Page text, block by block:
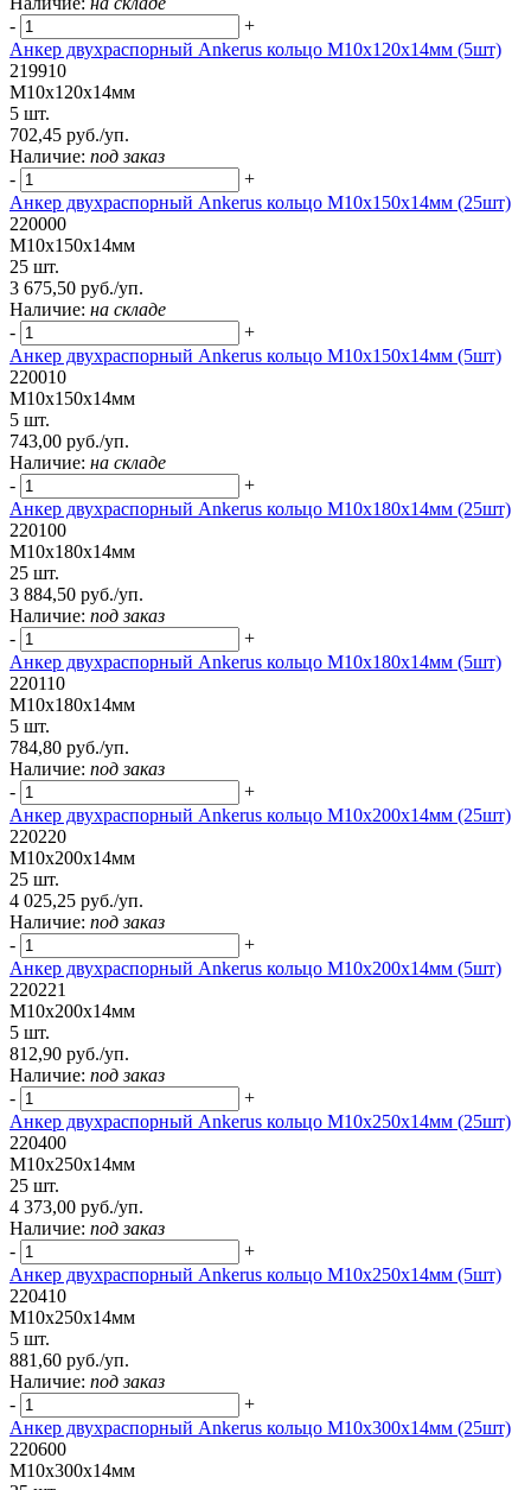
-
+
Анкер двухраспорный Ankerus кольцо М10х120х14мм (5шт)
219910
М10х120х14мм
5 шт.
702,45 руб./уп.
Наличие: под заказ
-
+
Анкер двухраспорный Ankerus кольцо М10х150х14мм (25шт)
220000
М10х150х14мм
25 шт.
3 675,50 руб./уп.
Наличие: на складе
-
+
Анкер двухраспорный Ankerus кольцо М10х150х14мм (5шт)
220010
М10х150х14мм
5 шт.
743,00 руб./уп.
Наличие: на складе
-
+
Анкер двухраспорный Ankerus кольцо М10х180х14мм (25шт)
220100
М10х180х14мм
25 шт.
3 884,50 руб./уп.
Наличие: под заказ
-
+
Анкер двухраспорный Ankerus кольцо М10х180х14мм (5шт)
220110
М10х180х14мм
5 шт.
784,80 руб./уп.
Наличие: под заказ
-
+
Анкер двухраспорный Ankerus кольцо М10х200х14мм (25шт)
220220
М10х200х14мм
25 шт.
4 025,25 руб./уп.
Наличие: под заказ
-
+
Анкер двухраспорный Ankerus кольцо М10х200х14мм (5шт)
220221
М10х200х14мм
5 шт.
812,90 руб./уп.
Наличие: под заказ
-
+
Анкер двухраспорный Ankerus кольцо М10х250х14мм (25шт)
220400
М10х250х14мм
25 шт.
4 373,00 руб./уп.
Наличие: под заказ
-
+
Анкер двухраспорный Ankerus кольцо М10х250х14мм (5шт)
220410
М10х250х14мм
5 шт.
881,60 руб./уп.
Наличие: под заказ
-
+
Анкер двухраспорный Ankerus кольцо М10х300х14мм (25шт)
220600
М10х300х14мм